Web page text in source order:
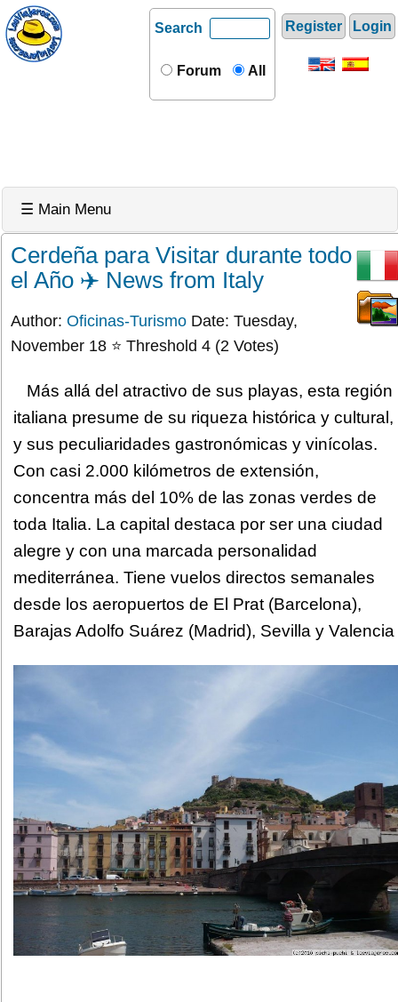
Register Login
Search
Forum All
☰ Main Menu
Cerdeña para Visitar durante todo
el Año ✈️ News from Italy
Author: Oficinas-Turismo Date: Tuesday,
November 18 ⭐ Threshold 4 (2 Votes)
Más allá del atractivo de sus playas, esta región
italiana presume de su riqueza histórica y cultural,
y sus peculiaridades gastronómicas y vinícolas.
Con casi 2.000 kilómetros de extensión,
concentra más del 10% de las zonas verdes de
toda Italia. La capital destaca por ser una ciudad
alegre y con una marcada personalidad
mediterránea. Tiene vuelos directos semanales
desde los aeropuertos de El Prat (Barcelona),
Barajas Adolfo Suárez (Madrid), Sevilla y Valencia